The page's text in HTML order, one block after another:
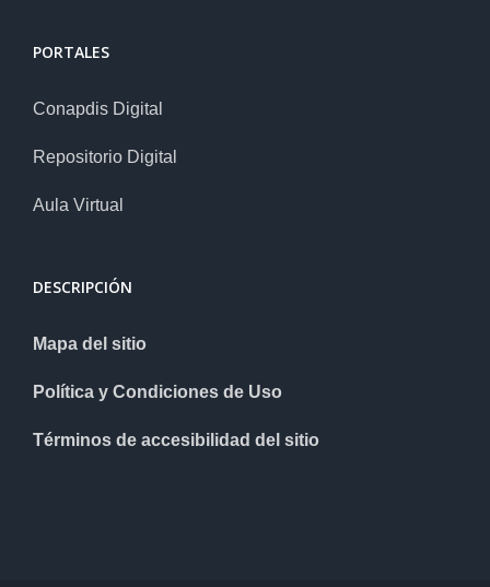
PORTALES
Conapdis Digital
Repositorio Digital
Aula Virtual
DESCRIPCIÓN
Mapa del sitio
Política y Condiciones de Uso
Términos de accesibilidad del sitio